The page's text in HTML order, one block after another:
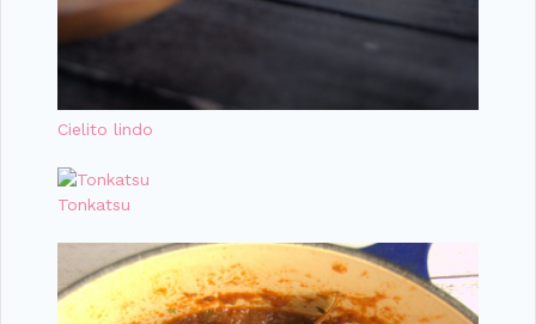
Cielito lindo
Tonkatsu